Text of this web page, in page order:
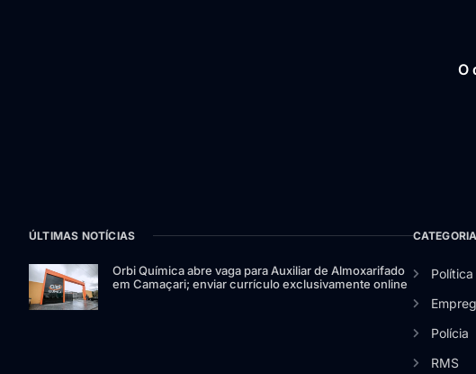
O
ÚLTIMAS NOTÍCIAS
Orbi Química abre vaga para Auxiliar de Almoxarifado
em Camaçari; enviar currículo exclusivamente online
Política
Polícia
RMS